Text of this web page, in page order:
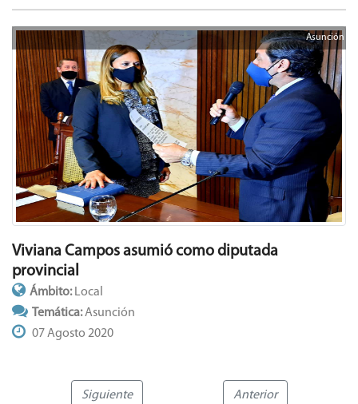
Asunción
Viviana Campos asumió como diputada
provincial
Ámbito:Local
Temática:Asunción
07 Agosto 2020
Siguiente Anterior